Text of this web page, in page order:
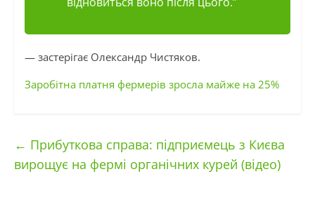
— застерігає Олександр Чистяков.
Заробітна платня фермерів зросла майже на 25%
← Прибуткова справа: підприємець з Києва
вирощує на фермі органічних курей (відео)